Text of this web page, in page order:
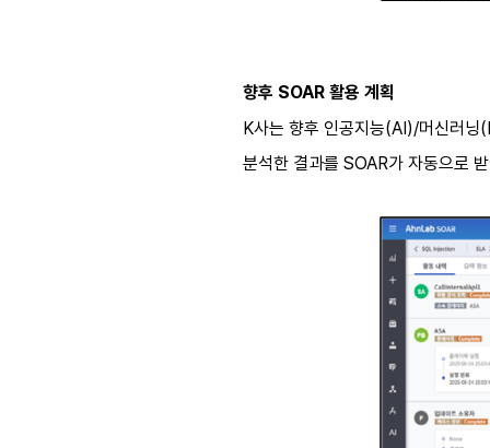
향후 SOAR 활용 계획
K사는 향후 인공지능(AI)/머신러닝
분석한 결과를 SOAR가 자동으로